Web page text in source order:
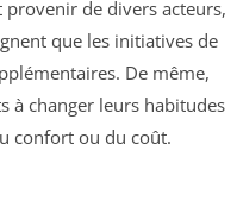
provenir de divers acteurs,
que les initiatives de
De même,
à changer leurs habitudes
confort ou du coût.